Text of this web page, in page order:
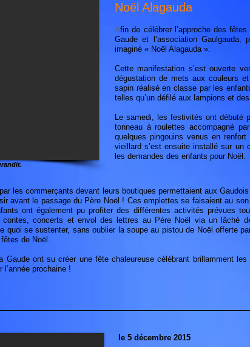
Noël Alagauda
Afin de célébrer l’approche des
Gaude et l’association
imaginé « Noël Alagauda ».
Cette manifestation s’est ouverte
dégustation de mets aux couleurs
sapin réalisé en classe par les
telles qu’un défilé aux lampions et
Le samedi, les festivités ont débuté
tonneau à roulettes accompagné
quelques pingouins venus en
vieillard s’est ensuite installé sur un
les demandes des enfants pour Noël.
les commerçants devant leurs boutiques permettaient aux
avant le passage du Père Noël ! Ces emplettes se faisaient au
ont également pu profiter des différentes activités prévues
concerts et envol des lettres au Père Noël via un lâché
quoi se sustenter, sans oublier la soupe au pistou de Noël offerte
de Noël.
Gaude ont su créer une fête chaleureuse célébrant brillamment
prochaine !
le 5 décembre 2015